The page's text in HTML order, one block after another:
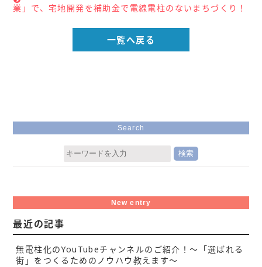
業」で、宅地開発を補助金で電線電柱のないまちづくり！
一覧へ戻る
Search
New entry
最近の記事
無電柱化のYouTubeチャンネルのご紹介！～「選ばれる
街」をつくるためのノウハウ教えます～